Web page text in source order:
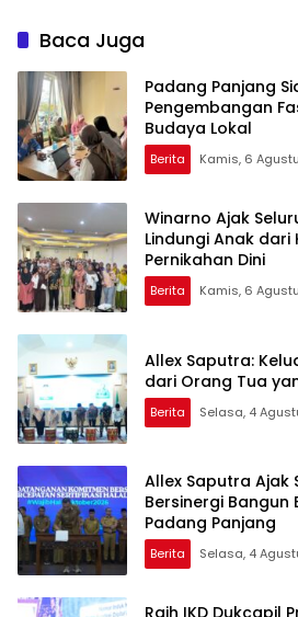
PublikBaca Juga
Padang Panjang
Pengembangan
Budaya Lokal
Berita Kamis, 6
Winarno Ajak
Lindungi Anak
Pernikahan Dini
Berita Kamis, 6
Allex Saputra:
dari Orang Tua
Berita Selasa, 4
Allex Saputra Ajak
Bersinergi Bangun
Padang Panjang
Berita Selasa, 4